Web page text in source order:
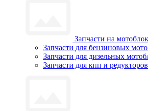
Запчасти на мотоблок
Запчасти для бензиновых
Запчасти для дизельных
Запчасти для кпп и редукторов